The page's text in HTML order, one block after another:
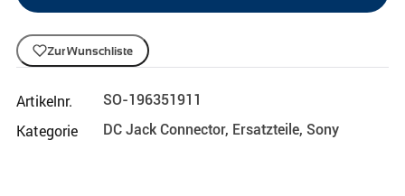
Zur Wunschliste
Artikelnr. SO-196351911
Kategorie DC Jack Connector, Ersatzteile, Sony